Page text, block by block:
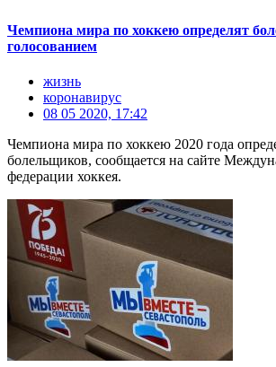
Чемпиона мира по хоккею определят
голосованием
жизнь
коронавирус
08 05 2020, 17:42
Чемпиона мира по хоккею 2020 года
болельщиков, сообщается на сайте
федерации хоккея.